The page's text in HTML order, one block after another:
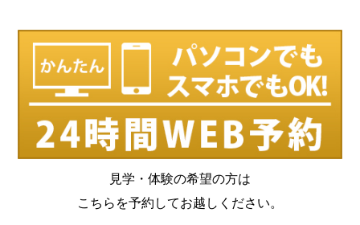
見学・体験の希望の方は
こちらを予約してお越しください。